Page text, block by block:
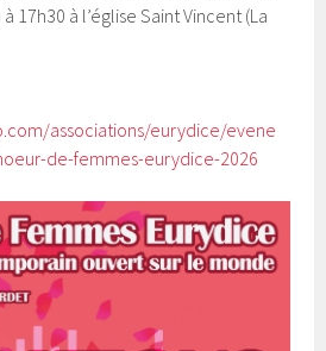
17h30 à l’église Saint Vincent (La
associations/eurydice/evene
de-femmes-eurydice-2026